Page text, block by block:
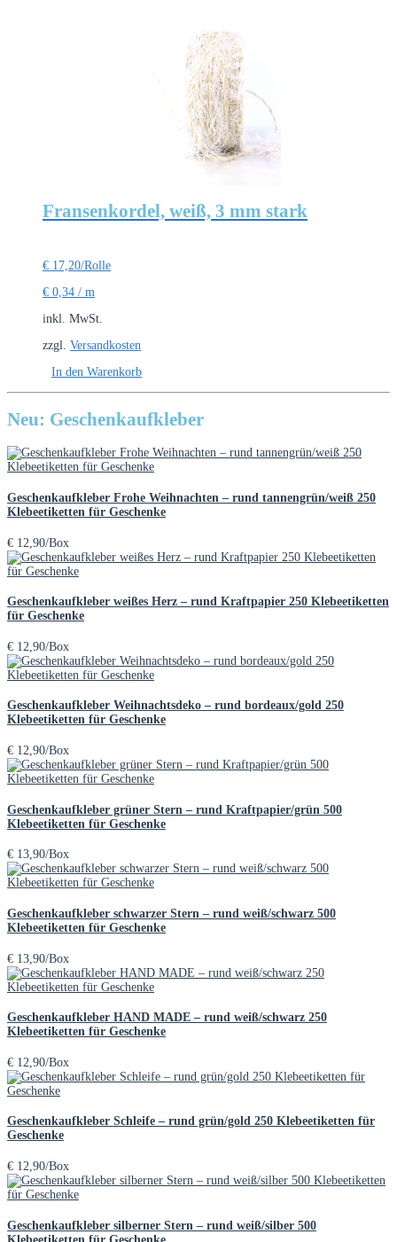
Fransenkordel, weiß, 3 mm stark
€ 17,20/Rolle
€ 0,34 / m
inkl. MwSt.
zzgl. Versandkosten
In den Warenkorb
Neu: Geschenkaufkleber
Geschenkaufkleber Frohe Weihnachten – rund tannengrün/weiß 250
Klebeetiketten für Geschenke
€ 12,90/Box
Geschenkaufkleber weißes Herz – rund Kraftpapier 250 Klebeetiketten
für Geschenke
€ 12,90/Box
Geschenkaufkleber Weihnachtsdeko – rund bordeaux/gold 250
Klebeetiketten für Geschenke
€ 12,90/Box
Geschenkaufkleber grüner Stern – rund Kraftpapier/grün 500
Klebeetiketten für Geschenke
€ 13,90/Box
Geschenkaufkleber schwarzer Stern – rund weiß/schwarz 500
Klebeetiketten für Geschenke
€ 13,90/Box
Geschenkaufkleber HAND MADE – rund weiß/schwarz 250
Klebeetiketten für Geschenke
€ 12,90/Box
Geschenkaufkleber Schleife – rund grün/gold 250 Klebeetiketten für
Geschenke
€ 12,90/Box
Geschenkaufkleber silberner Stern – rund weiß/silber 500